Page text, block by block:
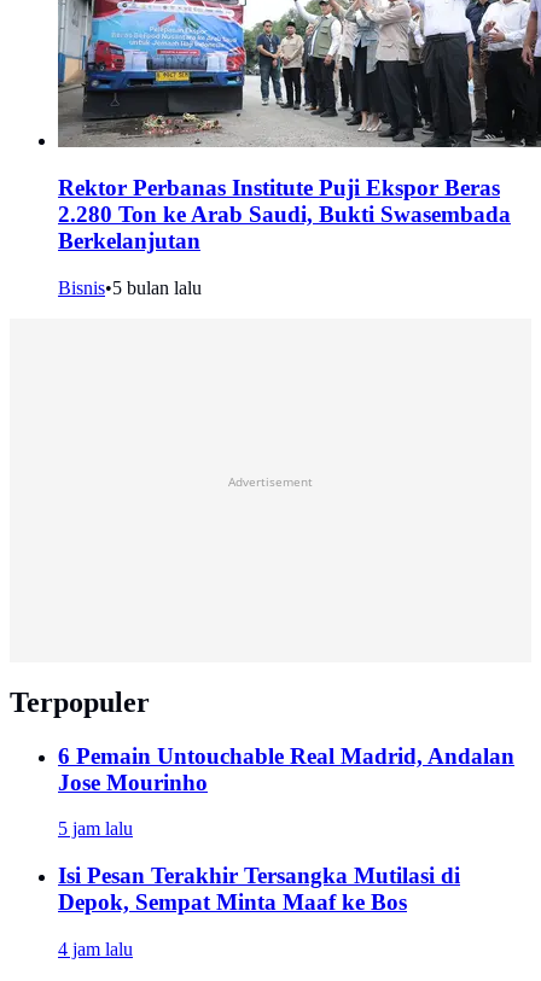
Rektor Perbanas Institute Puji Ekspor Beras
2.280 Ton ke Arab Saudi, Bukti Swasembada
Berkelanjutan
Bisnis•5 bulan lalu
Advertisement
Terpopuler
6 Pemain Untouchable Real Madrid, Andalan
Jose Mourinho
5 jam lalu
Isi Pesan Terakhir Tersangka Mutilasi di
Depok, Sempat Minta Maaf ke Bos
4 jam lalu